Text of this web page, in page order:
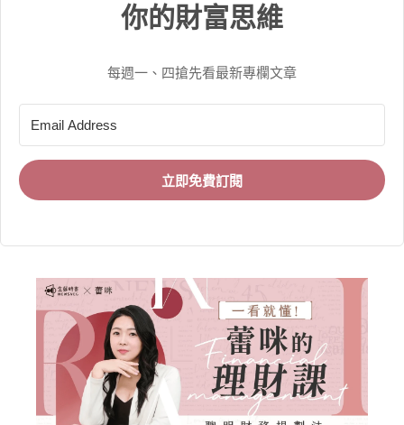
你的財富思維
每週一、四搶先看最新專欄文章
立即免費訂閱